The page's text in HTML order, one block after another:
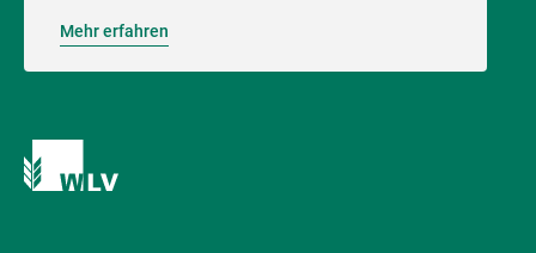
Mehr erfahren